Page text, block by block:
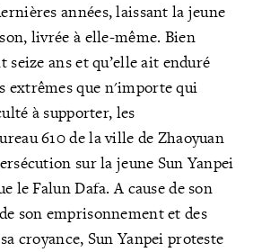
années, laissant la jeune
livrée à elle-même. Bien
ans et qu’elle ait enduré
extrêmes que n'importe qui
à supporter, les
610 de la ville de Zhaoyuan
sur la jeune Sun Yanpei
le Falun Dafa. A cause de son
son emprisonnement et des
croyance, Sun Yanpei proteste